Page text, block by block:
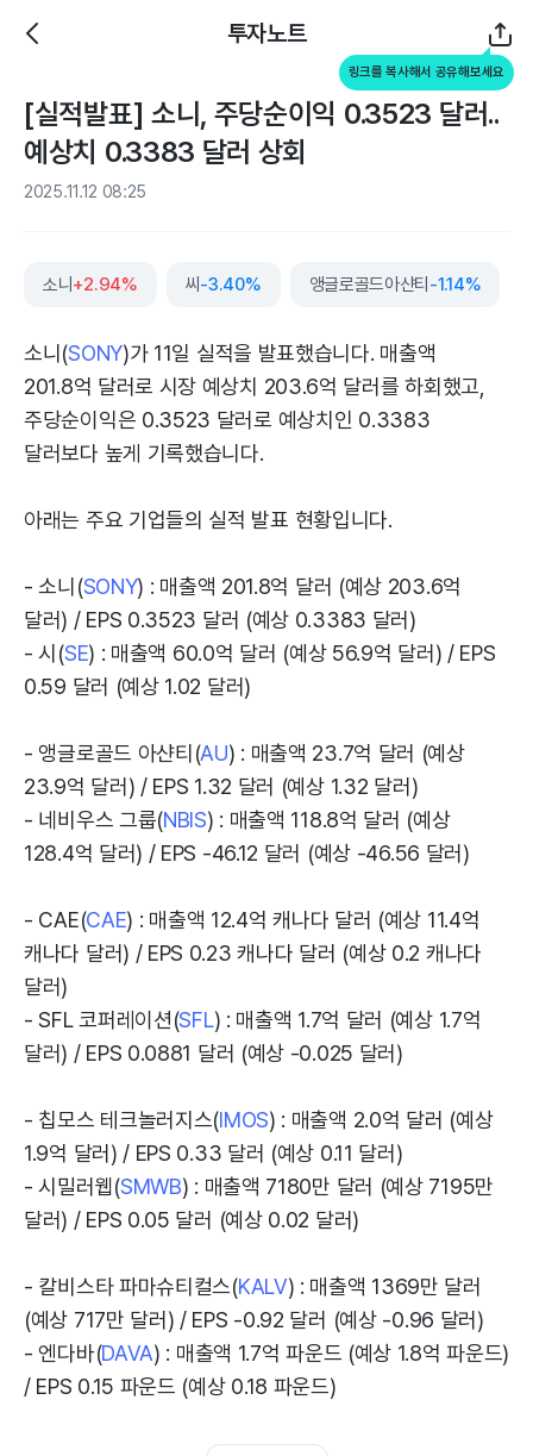
투자노트
링크를 복사해서 공유해보세요
[실적발표] 소니, 주당순이익 0.3523 달러..
예상치 0.3383 달러 상회
2025.11.12 08:25
소니 +2.94% 씨 -3.40% 앵글로골드아샨티 -1.14%
소니(SONY)가 11일 실적을 발표했습니다. 매출액
201.8억 달러로 시장 예상치 203.6억 달러를 하회했고,
주당순이익은 0.3523 달러로 예상치인 0.3383
달러보다 높게 기록했습니다.
아래는 주요 기업들의 실적 발표 현황입니다.
- 소니(SONY) : 매출액 201.8억 달러 (예상 203.6억
달러) / EPS 0.3523 달러 (예상 0.3383 달러)
- 시(SE) : 매출액 60.0억 달러 (예상 56.9억 달러) / EPS
0.59 달러 (예상 1.02 달러)
- 앵글로골드 아샨티(AU) : 매출액 23.7억 달러 (예상
23.9억 달러) / EPS 1.32 달러 (예상 1.32 달러)
- 네비우스 그룹(NBIS) : 매출액 118.8억 달러 (예상
128.4억 달러) / EPS -46.12 달러 (예상 -46.56 달러)
- CAE(CAE) : 매출액 12.4억 캐나다 달러 (예상 11.4억
캐나다 달러) / EPS 0.23 캐나다 달러 (예상 0.2 캐나다
달러)
- SFL 코퍼레이션(SFL) : 매출액 1.7억 달러 (예상 1.7억
달러) / EPS 0.0881 달러 (예상 -0.025 달러)
- 칩모스 테크놀러지스(IMOS) : 매출액 2.0억 달러 (예상
1.9억 달러) / EPS 0.33 달러 (예상 0.11 달러)
- 시밀러웹(SMWB) : 매출액 7180만 달러 (예상 7195만
달러) / EPS 0.05 달러 (예상 0.02 달러)
- 칼비스타 파마슈티컬스(KALV) : 매출액 1369만 달러
(예상 717만 달러) / EPS -0.92 달러 (예상 -0.96 달러)
- 엔다바(DAVA) : 매출액 1.7억 파운드 (예상 1.8억 파운드)
/ EPS 0.15 파운드 (예상 0.18 파운드)